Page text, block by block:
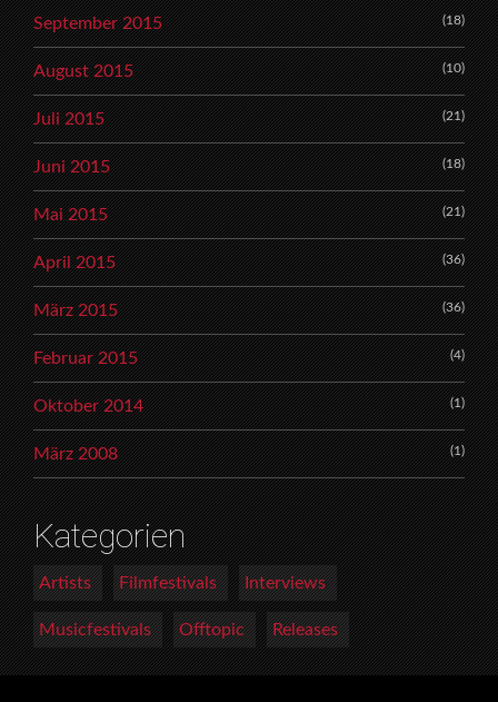
September 2015 (18)
August 2015 (10)
Juli 2015 (21)
Juni 2015 (18)
Mai 2015 (21)
April 2015 (36)
März 2015 (36)
Februar 2015 (4)
Oktober 2014 (1)
März 2008 (1)
Kategorien
Artists Filmfestivals Interviews
Musicfestivals Offtopic Releases